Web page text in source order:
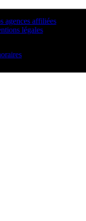
agences affiliées
légales